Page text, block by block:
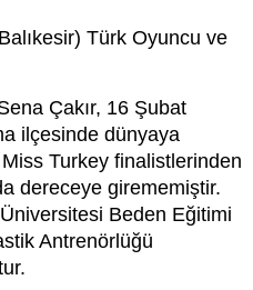
Türk Oyuncu ve
Çakır, 16 Şubat
ilçesinde dünyaya
Turkey finalistlerinden
dereceye girememiştir.
Beden Eğitimi
Antrenörlüğü